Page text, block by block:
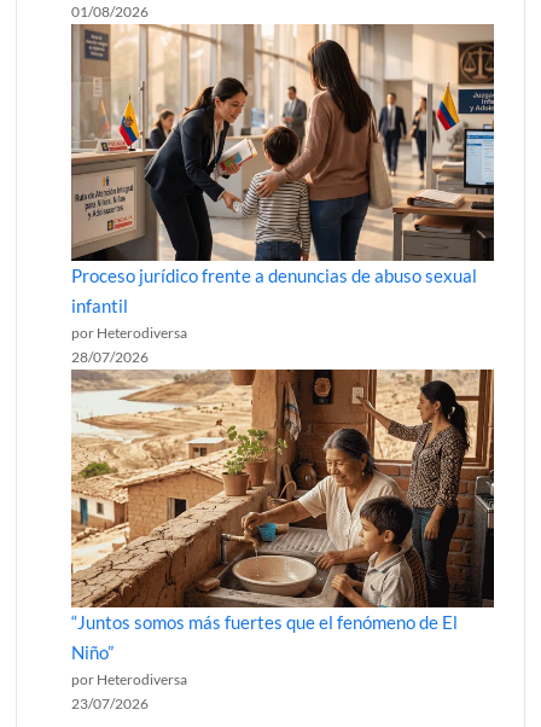
01/08/2026
Proceso jurídico frente a denuncias de abuso sexual
infantil
por Heterodiversa
28/07/2026
“Juntos somos más fuertes que el fenómeno de El
Niño”
por Heterodiversa
23/07/2026